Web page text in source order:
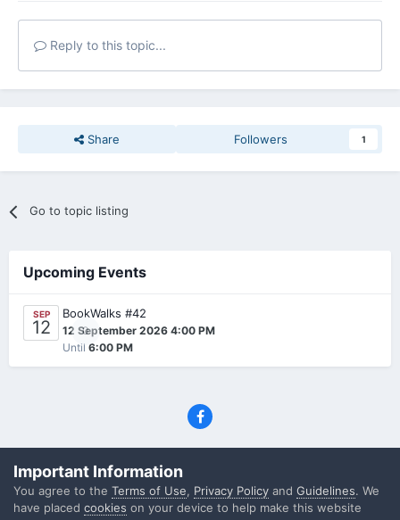
Reply to this topic...
Share Followers 1
Go to topic listing
Upcoming Events
SEP
12 0
BookWalks #42
12 September 2026 4:00 PM
Until 6:00 PM
(C) SFF.gr, All rights reserved
Powered by Invision Community
Important Information
You agree to the Terms of Use, Privacy Policy and Guidelines. We
have placed cookies on your device to help make this website